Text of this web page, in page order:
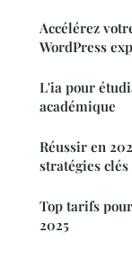
Accélérez
WordPress
L'ia pour
académique
Réussir en
stratégies clés
Top tarifs
2025